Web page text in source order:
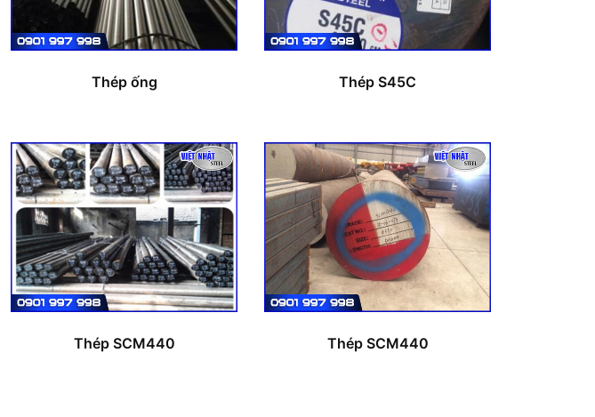
Thép ống Thép S45C
Thép SCM440 Thép SCM440